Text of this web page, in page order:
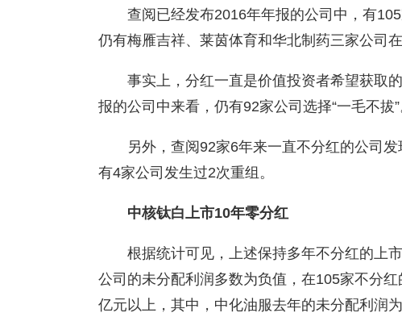
查阅已经发布2016年年报的公司中，有
仍有梅雁吉祥、莱茵体育和华北制药三家公司
事实上，分红一直是价值投资者希望获取
报的公司中来看，仍有92家公司选择“一毛不拔”
另外，查阅92家6年来一直不分红的公司
有4家公司发生过2次重组。
中核钛白上市10年零分红
根据统计可见，上述保持多年不分红的上
公司的未分配利润多数为负值，在105家不分
亿元以上，其中，中化油服去年的未分配利润为